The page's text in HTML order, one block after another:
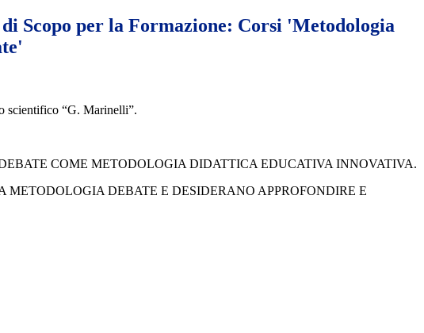
di Scopo per la Formazione: Corsi 'Metodologia
scientifico “G. Marinelli”.
COME METODOLOGIA DIDATTICA EDUCATIVA INNOVATIVA.
DEBATE E DESIDERANO APPROFONDIRE E